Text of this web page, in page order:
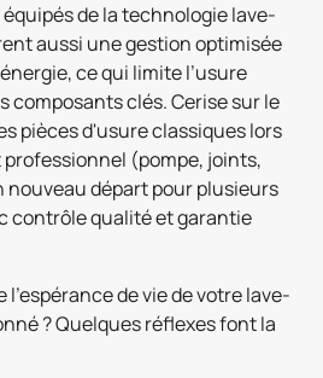
de la technologie lave-
aussi une gestion optimisée
ce qui limite l’usure
composants clés. Cerise sur le
pièces d'usure classiques lors
(pompe, joints,
départ pour plusieurs
contrôle qualité et garantie
de vie de votre lave-
? Quelques réflexes font la